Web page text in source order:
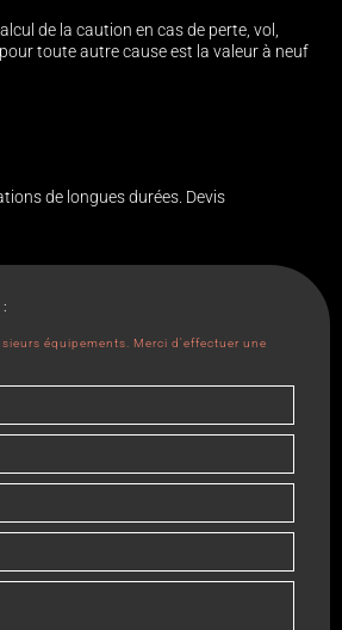
de la caution en cas de perte, vol,
toute autre cause est la valeur à neuf
de longues durées. Devis
équipements. Merci d'effectuer une